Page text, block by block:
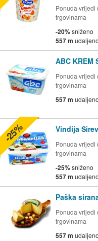
Ponuda vrijedi
trgovinama
-20%sniženo
557 m udaljeno
ABC KREM
Ponuda vrijedi
trgovinama
557 m udaljeno
Vindija
Ponuda vrijedi
trgovinama
-25%sniženo
557 m udaljeno
-25%
Paška
Ponuda vrijedi
trgovinama
557 m udaljeno